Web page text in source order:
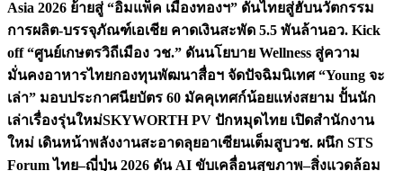
Asia 2026 ย้ายสู่ “อิมแพ็ค เมืองทองฯ” ดันไทยสู่ฮับนวัตกรรม
การผลิต-บรรจุภัณฑ์เอเชีย คาดเงินสะพัด 5.5 พันล้านอว. Kick
off “ศูนย์เกษตรวิถีเมือง วช.” ดันนโยบาย Wellness สู่ความ
มั่นคงอาหารไทยกองทุนพัฒนาสื่อฯ จัดปัจฉิมนิเทศ “Young จะ
เล่า” มอบประกาศนียบัตร 60 มัคคุเทศก์น้อยแห่งสยาม ปั้นนัก
เล่าเรื่องรุ่นใหม่SKYWORTH PV ปักหมุดไทย เปิดสำนักงาน
ใหม่ เดินหน้าพลังงานสะอาดลุยอาเซียนเต็มสูบวช. ผนึก STS
Forum ไทย–ญี่ปุ่น 2026 ดัน AI ขับเคลื่อนสุขภาพ–สิ่งแวดล้อม